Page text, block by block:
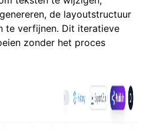
de layoutstructuur
te verfijnen. Dit iteratieve
zonder het proces